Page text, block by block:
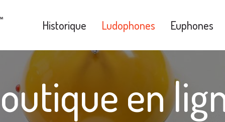
Historique Ludophones Euphones
en